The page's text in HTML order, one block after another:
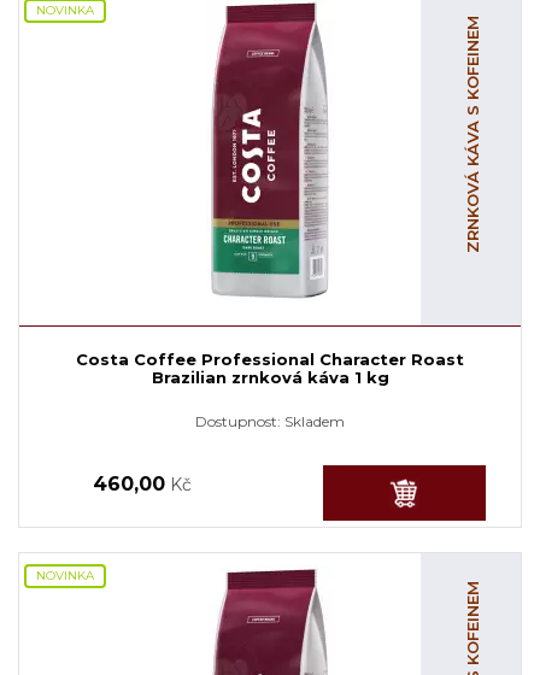
NOVINKA
ZRNKOVÁ KÁVA S KOFEINEM
Costa Coffee Professional Character Roast
Brazilian zrnková káva 1 kg
Dostupnost: Skladem
460,00 Kč
NOVINKA